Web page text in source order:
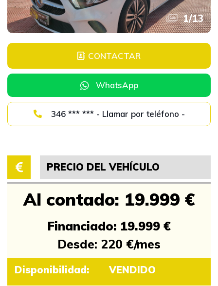
1/13
CONTACTAR
WhatsApp
346 *** *** - Llamar por teléfono -
PRECIO DEL VEHÍCULO
Al contado: 19.999 €
Financiado: 19.999 €
Desde: 220 €/mes
Disponibilidad: VENDIDO